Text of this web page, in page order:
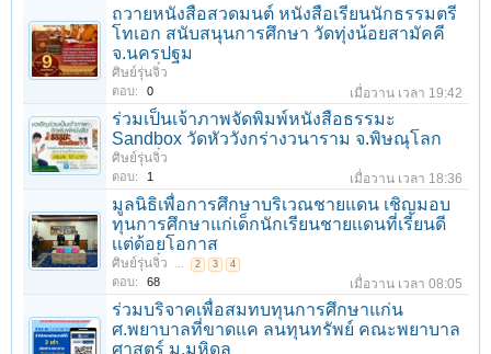
ถวายหนังสือสวดมนต์ หนังสือเรียนนักธรรมตรี
โทเอก สนับสนุนการศึกษา วัดทุ่งน้อยสามัคคี
จ.นครปฐม
ศิษย์รุ่นจิ๋ว
ตอบ: 0 เมื่อวาน เวลา 19:42
ร่วมเป็นเจ้าภาพจัดพิมพ์หนังสือธรรมะ
Sandbox วัดหัววังกร่างวนาราม จ.พิษณุโลก
ศิษย์รุ่นจิ๋ว
ตอบ: 1 เมื่อวาน เวลา 18:36
มูลนิธิเพื่อการศึกษาบริเวณชายแดน เชิญมอบ
ทุนการศึกษาแก่เด็กนักเรียนชายเเดนที่เรียนดี
เเต่ด้อยโอกาส
ศิษย์รุ่นจิ๋ว ... 2 3 4
ตอบ: 68 เมื่อวาน เวลา 08:05
ร่วมบริจาคเพื่อสมทบทุนการศึกษาแก่น
ศ.พยาบาลที่ขาดแค ลนทุนทรัพย์ คณะพยาบาล
ศาสตร์ ม.มหิดล